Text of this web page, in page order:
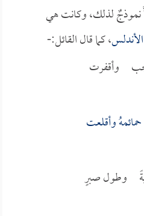
نموذجٌ لذلك، وكانت هي
الأندلس، كما قال القائل:-
وأقفرت
وأقلعت
وطول صبرٍ